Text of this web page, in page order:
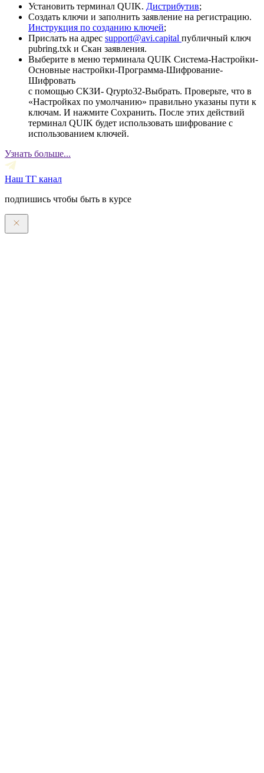
Установить терминал QUIK. Дистрибутив;
Создать ключи и заполнить заявление на регистрацию.
Инструкция по созданию ключей;
Прислать на адрес support@avi.capital публичный ключ
pubring.txk и Скан заявления.
Выберите в меню терминала QUIK Система-Настройки-
Основные настройки-Программа-Шифрование-
Шифровать
с помощью СКЗИ- Qrypto32-Выбрать. Проверьте, что в
«Настройках по умолчанию» правильно указаны пути к
ключам. И нажмите Сохранить. После этих действий
терминал QUIK будет использовать шифрование с
использованием ключей.
Узнать больше...
Наш ТГ канал
подпишись чтобы быть в курсе